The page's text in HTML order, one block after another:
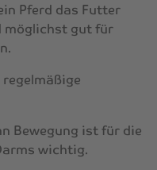
Pferd das Futter
möglichst gut für
Bewegung ist für die
wichtig.